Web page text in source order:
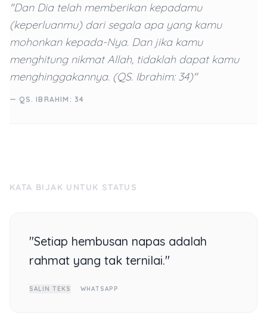
"Dan Dia telah memberikan kepadamu
(keperluanmu) dari segala apa yang kamu
mohonkan kepada-Nya. Dan jika kamu
menghitung nikmat Allah, tidaklah dapat kamu
menghinggakannya. (QS. Ibrahim: 34)"
— QS. IBRAHIM: 34
KATA BIJAK UNTUK STATUS
"Setiap hembusan napas adalah
rahmat yang tak ternilai."
SALIN TEKS WHATSAPP